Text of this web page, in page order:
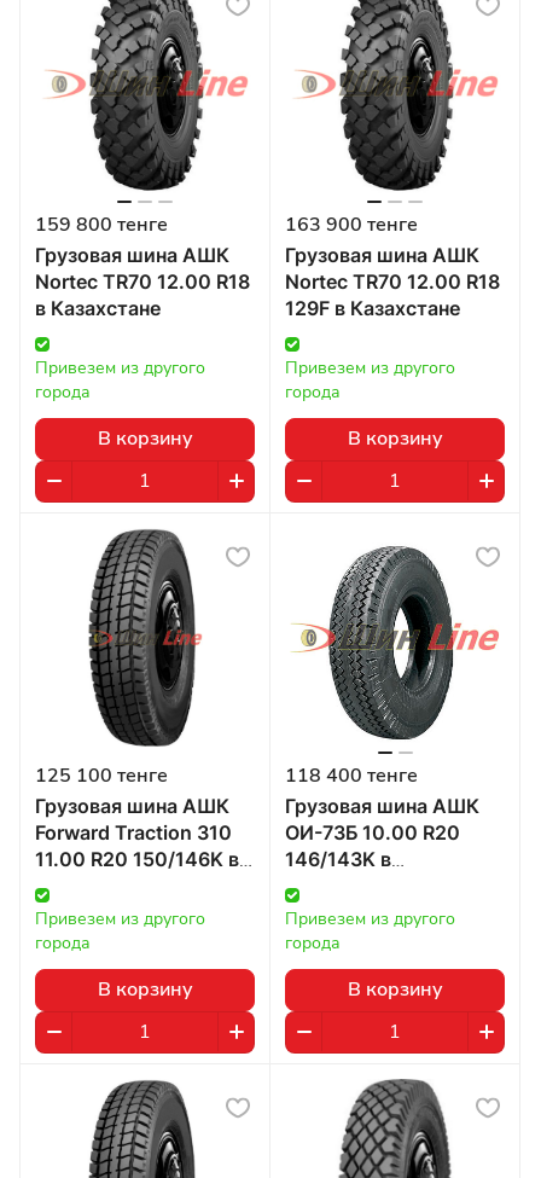
159 800 тенге
Грузовая шина АШК
Nortec TR70 12.00 R18
в Казахстане
Привезем из другого
города
В корзину
163 900 тенге
Грузовая шина АШК
Nortec TR70 12.00 R18
129F в Казахстане
Привезем из другого
города
В корзину
125 100 тенге
Грузовая шина АШК
Forward Traction 310
11.00 R20 150/146K в
Казахстане
Привезем из другого
города
В корзину
118 400 тенге
Грузовая шина АШК
ОИ-73Б 10.00 R20
146/143K в
Казахстане
Привезем из другого
города
В корзину